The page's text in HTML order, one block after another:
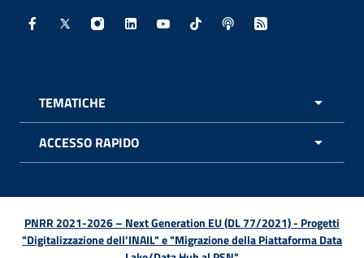
Facebook - Sito esterno - Apertura in nuova finestra
X - Sito esterno - Apertura in nuova finestra
Instagram - Sito esterno - Apertura in
Linkedin - Sito esterno - Apertura in
Youtube - Sito esterno -
TikTok - Sito esterno -
Spreaker - Sito
Feed RSS -
TEMATICHE
ACCESSO RAPIDO
PNRR 2021-2026 – Next Generation EU (DL 77/2021) - Progetti
"Digitalizzazione dell’INAIL" e "Migrazione della Piattaforma Data